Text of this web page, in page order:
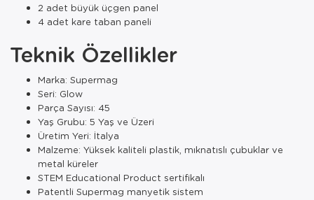
2 adet büyük üçgen panel
4 adet kare taban paneli
Teknik Özellikler
Marka: Supermag
Seri: Glow
Parça Sayısı: 45
Yaş Grubu: 5 Yaş ve Üzeri
Üretim Yeri: İtalya
Malzeme: Yüksek kaliteli plastik, mıknatıslı çubuklar ve
metal küreler
STEM Educational Product sertifikalı
Patentli Supermag manyetik sistem